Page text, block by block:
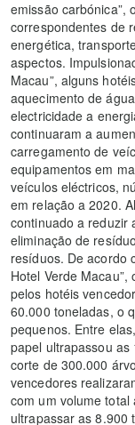
emissão carbónica”,
correspondentes de
energética,
aspectos.
Macau”, alguns
aquecimento de
electricidade a
continuaram a
carregamento de
equipamentos em
veículos eléctricos,
em relação a 2020.
continuado a reduzir
eliminação de
resíduos. De acordo
Hotel Verde
pelos hotéis
60.000 toneladas, o
pequenos. Entre
papel ultrapassou
corte de 300.000
vencedores
com um volume
ultrapassar as 8.900